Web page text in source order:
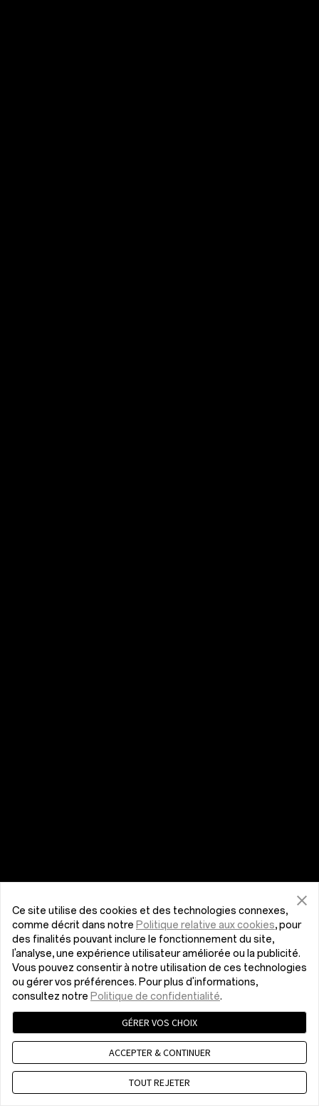
Ce site utilise des cookies et des technologies connexes,
comme décrit dans notre Politique relative aux cookies, pour
des finalités pouvant inclure le fonctionnement du site,
l'analyse, une expérience utilisateur améliorée ou la publicité.
Vous pouvez consentir à notre utilisation de ces technologies
ou gérer vos préférences. Pour plus d'informations,
consultez notre Politique de confidentialité.
GÉRER VOS CHOIX
ACCEPTER & CONTINUER
TOUT REJETER